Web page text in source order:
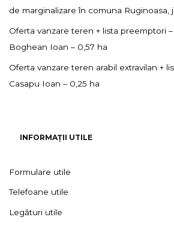
de marginalizare în comuna Ruginoasa,
Oferta vanzare teren + lista preemptori
Boghean Ioan – 0,57 ha
Oferta vanzare teren arabil extravilan +
Casapu Ioan – 0,25 ha
INFORMAȚII UTILE
Formulare utile
Telefoane utile
Legături utile